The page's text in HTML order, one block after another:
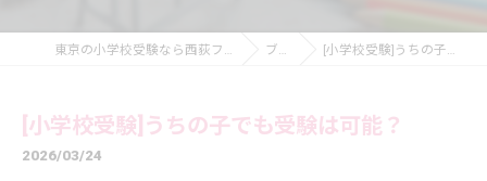
東京の小学校受験なら西荻フレンドリースクール ブログ [小学校受験]うちの子でも受験は可能？
[小学校受験]うちの子でも受験は可能？
2026/03/24